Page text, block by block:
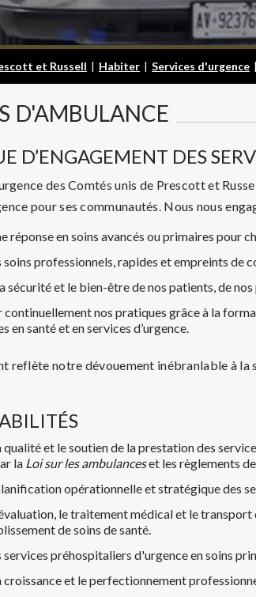
et Russell | Habiter | Services d'urgence |
D'AMBULANCE
D’ENGAGEMENT DES
des Comtés unis de Prescott et
pour ses communautés. Nous nous
réponse en soins avancés ou primaires pour
professionnels, rapides et empreints de
sécurité et le bien-être de nos patients, de
nos pratiques grâce à la
en santé et en services d’urgence.
reflète notre dévouement inébranlable à la
qualité et le soutien de la prestation des
la Loi sur les ambulanceset les règlements
opérationnelle et stratégique des
le traitement médical et le
de soins de santé.
préhospitaliers d'urgence en soins
croissance et le perfectionnement